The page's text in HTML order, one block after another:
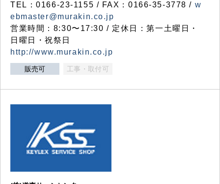
TEL：0166-23-1155 / FAX：0166-35-3778 / w
ebmaster@murakin.co.jp
営業時間：8:30〜17:30 / 定休日：第一土曜日・
日曜日・祝祭日
http://www.murakin.co.jp
販売可 工事・取付可